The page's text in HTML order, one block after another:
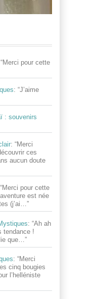
Merci pour cette
: “J’aime
: souvenirs
: “Merci
ces
aucun doute
Merci pour cette
est née
(j’ai…”
: “Ah ah
tendance !
que… ”
: “Merci
cinq bougies
l’helléniste